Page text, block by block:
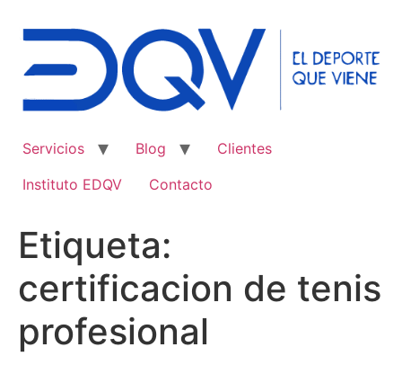
Servicios Blog
Clientes
Instituto EDQV
Contacto
Etiqueta:
certificacion de tenis
profesional